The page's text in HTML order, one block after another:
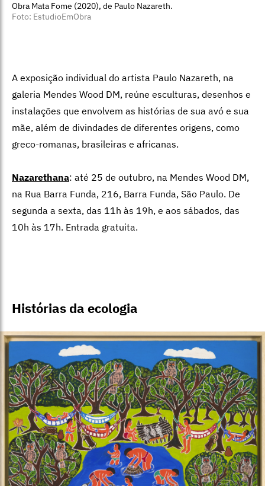
Obra Mata Fome (2020), de Paulo Nazareth.
Foto: EstudioEmObra
A exposição individual do artista Paulo Nazareth, na
galeria Mendes Wood DM, reúne esculturas, desenhos e
instalações que envolvem as histórias de sua avó e sua
mãe, além de divindades de diferentes origens, como
greco-romanas, brasileiras e africanas.
Nazarethana: até 25 de outubro, na Mendes Wood DM,
na Rua Barra Funda, 216, Barra Funda, São Paulo. De
segunda a sexta, das 11h às 19h, e aos sábados, das
10h às 17h. Entrada gratuita.
Histórias da ecologia